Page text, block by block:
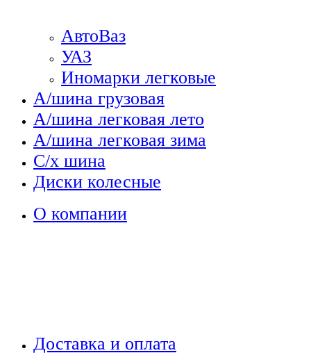
АвтоВаз
УАЗ
Иномарки легковые
А/шина грузовая
А/шина легковая лето
А/шина легковая зима
С/х шина
Диски колесные
О компании
Доставка и оплата